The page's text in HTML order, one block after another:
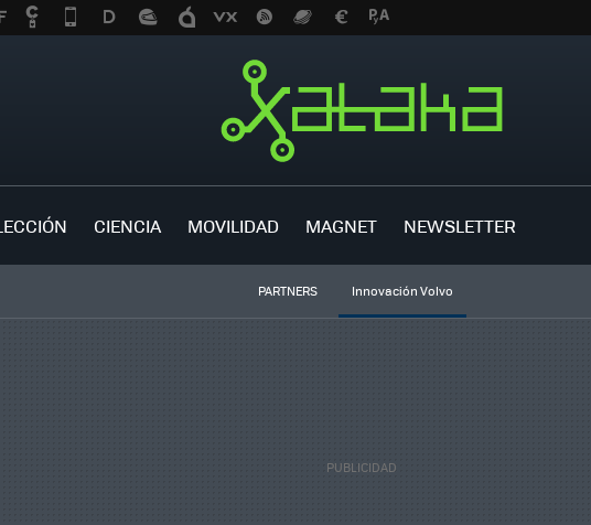
CIENCIA MOVILIDAD MAGNET NEWSLETTER
PARTNERS Innovación Volvo